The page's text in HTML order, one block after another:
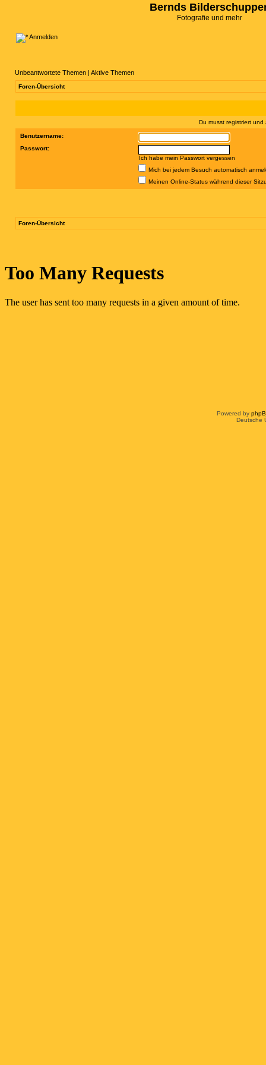
Bernds
Fotografie und mehr
Anmelden
Unbeantwortete Themen | Aktive Themen
Foren-Übersicht
Du musst registriert
Benutzername:
Passwort:
Ich habe mein Passwort vergessen
Mich bei jedem Besuch automatisch
Meinen Online-Status während dieser
Foren-Übersicht
Powered by
Deutsche